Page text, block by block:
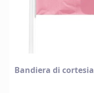
Bandiera di cortesia